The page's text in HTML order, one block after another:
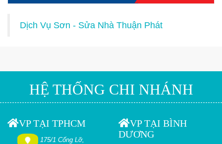
Dịch Vụ Sơn - Sửa Nhà Thuận Phát
HỆ THỐNG CHI NHÁNH
VP TẠI TPHCM
175/1 Cống Lỡ,
VP TẠI BÌNH
DƯƠNG